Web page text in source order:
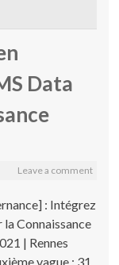
Data
Leave a comment
: Intégrez
Connaissance
| Rennes
vague : 31